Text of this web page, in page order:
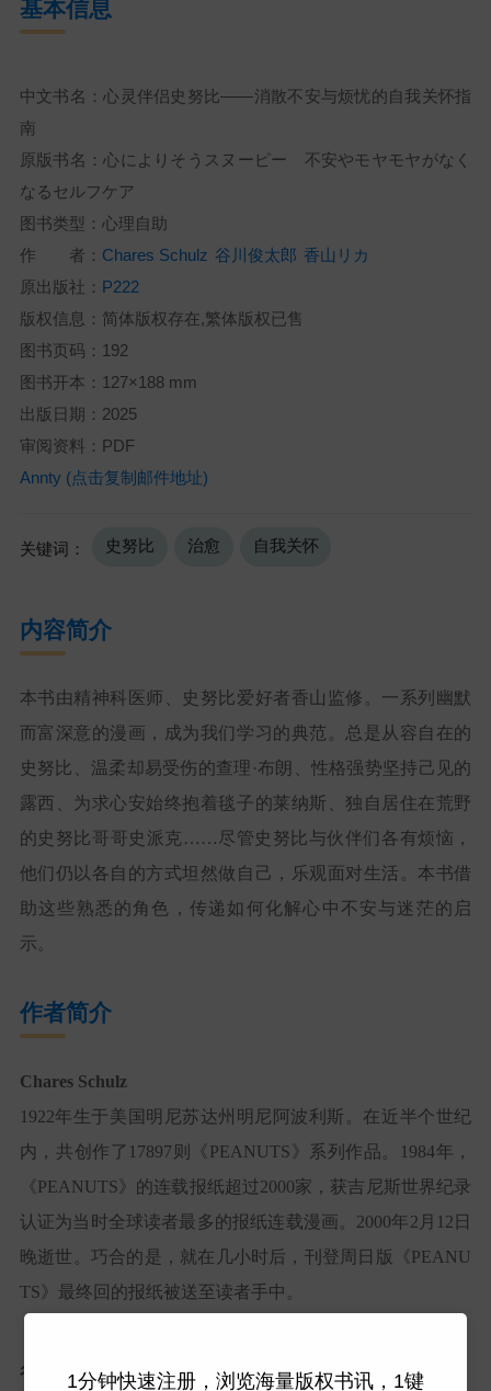
基本信息
中文书名：心灵伴侣史努比——消散不安与烦忧的自我关怀指
南
原版书名：心によりそうスヌーピー 不安やモヤモヤがなく
なるセルフケア
图书类型：心理自助
作 者： Chares Schulz 谷川俊太郎 香山リカ
原出版社： P222
版权信息：简体版权存在,繁体版权已售
图书页码：192
图书开本：127×188 mm
出版日期：2025
审阅资料：PDF
Annty (点击复制邮件地址)
关键词： 史努比 治愈 自我关怀
内容简介
本书由精神科医师、史努比爱好者香山监修。一系列幽默
而富深意的漫画，成为我们学习的典范。总是从容自在的
史努比、温柔却易受伤的查理·布朗、性格强势坚持己见的
露西、为求心安始终抱着毯子的莱纳斯、独自居住在荒野
的史努比哥哥史派克……尽管史努比与伙伴们各有烦恼，
他们仍以各自的方式坦然做自己，乐观面对生活。本书借
助这些熟悉的角色，传递如何化解心中不安与迷茫的启
示。
作者简介
Chares Schulz
1922年生于美国明尼苏达州明尼阿波利斯。在近半个世纪
内，共创作了17897则《PEANUTS 》系列作品。1984年，
《PEANUTS》的连载报纸超过2000家，获吉尼斯世界纪录
认证为当时全球读者最多的报纸连载漫画。2000年2月12日
晚逝世。巧合的是，就在几小时后，刊登周日版《PEANU
TS》最终回的报纸被送至读者手中。
谷川俊太郎1分钟快速注册，浏览海量版权书讯，1键